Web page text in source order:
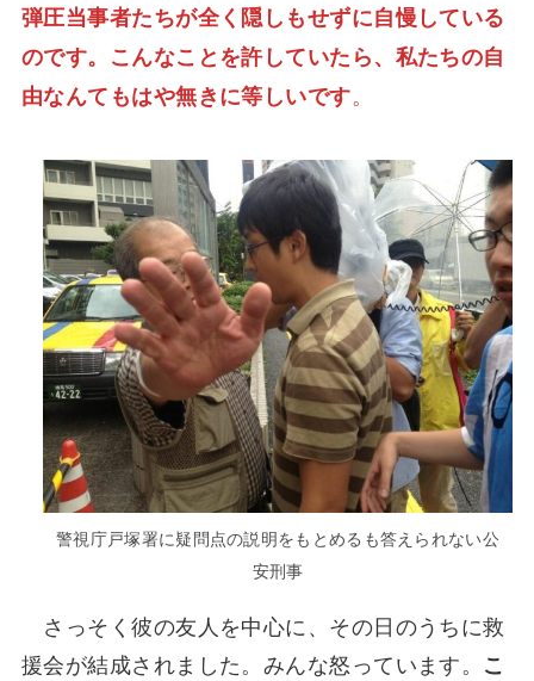
弾圧当事者たちが全く隠しもせずに自慢している
のです。こんなことを許していたら、私たちの自
由なんてもはや無きに等しいです。
警視庁戸塚署に疑問点の説明をもとめるも答えられない公
安刑事
さっそく彼の友人を中心に、その日のうちに救
援会が結成されました。みんな怒っています。 こ